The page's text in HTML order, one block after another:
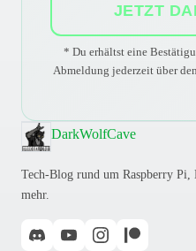
JETZT
* Du erhältst eine
Abmeldung jederzeit über
DarkWolfCave
Tech-Blog rund um Raspberry Pi,
mehr.